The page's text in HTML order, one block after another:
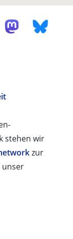
stehen wir
zur
unser